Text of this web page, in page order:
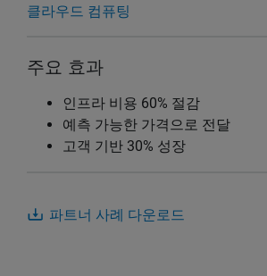
클라우드 컴퓨팅
주요 효과
인프라 비용 60% 절감
예측 가능한 가격으로 전달
고객 기반 30% 성장
파트너 사례 다운로드